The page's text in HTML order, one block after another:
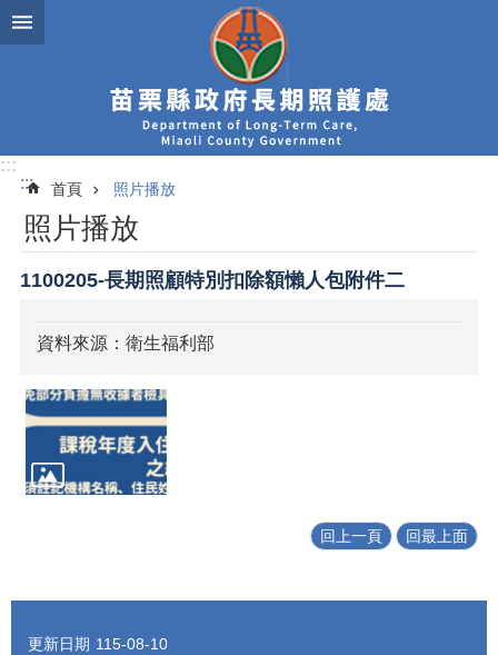
跳到主要內容區塊
:::
:::
首頁 照片播放
照片播放
1100205-長期照顧特別扣除額懶人包附件二
資料來源：衛生福利部
回上一頁 回最上面
:::
更新日期 115-08-10